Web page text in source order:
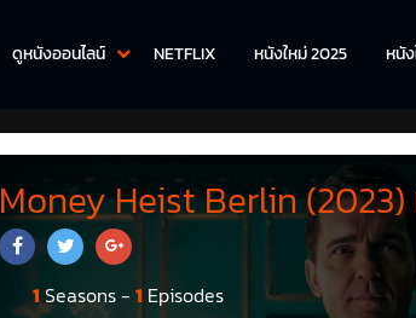
ดูหนังออนไลน์ NETFLIX หนังใหม่ 2025 หนั
Money Heist Berlin
1Seasons - 1Episodes